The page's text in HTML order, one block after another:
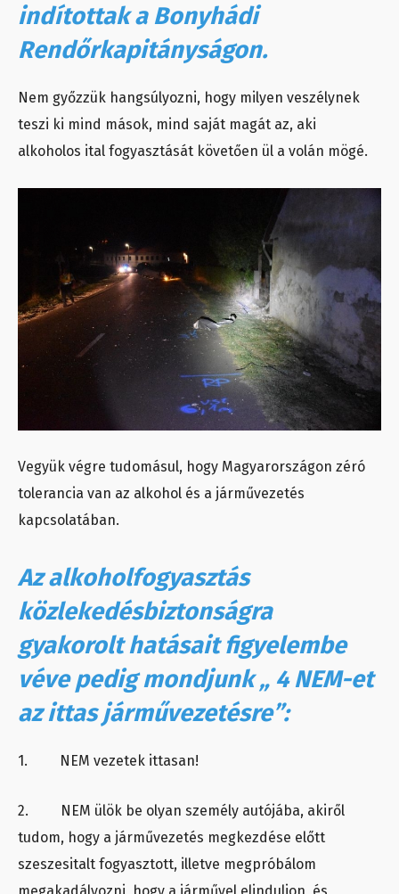
indítottak a Bonyhádi
Rendőrkapitányságon.
Nem győzzük hangsúlyozni, hogy milyen veszélynek
teszi ki mind mások, mind saját magát az, aki
alkoholos ital fogyasztását követően ül a volán mögé.
Vegyük végre tudomásul, hogy Magyarországon zéró
tolerancia van az alkohol és a járművezetés
kapcsolatában.
Az alkoholfogyasztás
közlekedésbiztonságra
gyakorolt hatásait figyelembe
véve pedig mondjunk „ 4 NEM-et
az ittas járművezetésre”:
1. NEM vezetek ittasan!
2. NEM ülök be olyan személy autójába, akiről
tudom, hogy a járművezetés megkezdése előtt
szeszesitalt fogyasztott, illetve megpróbálom